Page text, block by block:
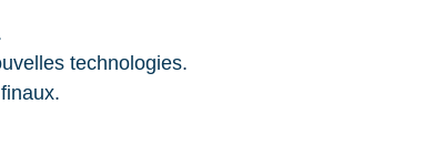
technologies.